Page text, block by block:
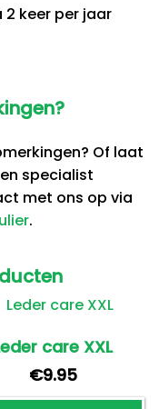
2 keer per jaar
Of laat
specialist
met ons op via
.
care XXL
€9.95